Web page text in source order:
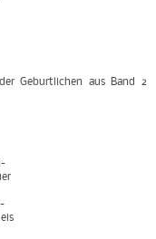
Geburtlichen aus Band 2